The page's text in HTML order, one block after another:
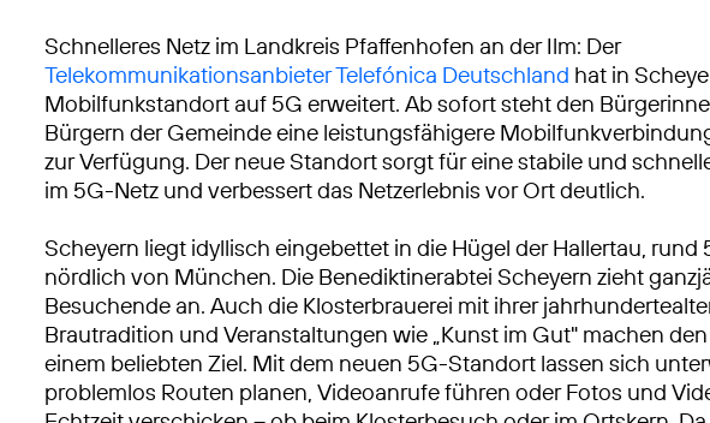
Schnelleres Netz im Landkreis Pfaffenhofen an der Ilm: Der
Telekommunikationsanbieter Telefónica Deutschland hat in
Mobilfunkstandort auf 5G erweitert. Ab sofort steht den
Bürgern der Gemeinde eine leistungsfähigere
zur Verfügung. Der neue Standort sorgt für eine stabile und
im 5G-Netz und verbessert das Netzerlebnis vor Ort deutlich.
Scheyern liegt idyllisch eingebettet in die Hügel der Hallertau, rund
nördlich von München. Die Benediktinerabtei Scheyern zieht
Besuchende an. Auch die Klosterbrauerei mit ihrer
Brautradition und Veranstaltungen wie „Kunst im Gut" machen
einem beliebten Ziel. Mit dem neuen 5G-Standort lassen sich
problemlos Routen planen, Videoanrufe führen oder Fotos und